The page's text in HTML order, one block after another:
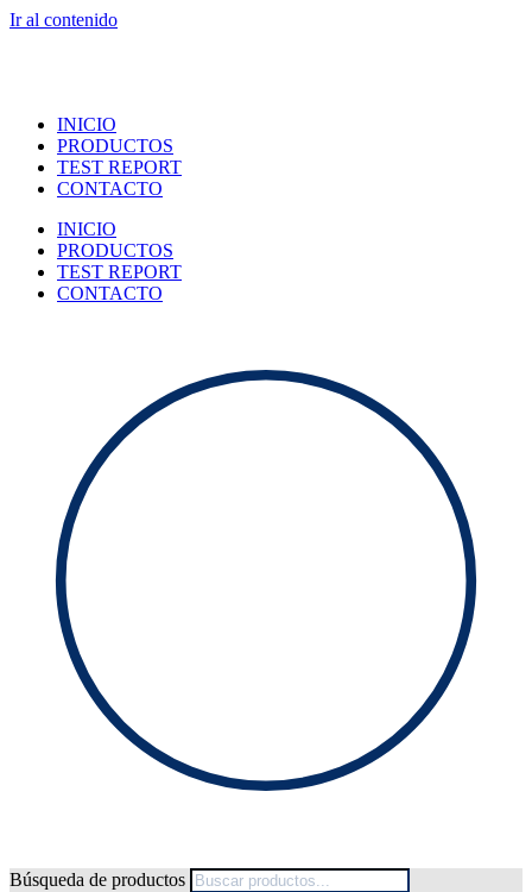
Ir al contenido
INICIO
PRODUCTOS
TEST REPORT
CONTACTO
INICIO
PRODUCTOS
TEST REPORT
CONTACTO
Búsqueda de productos